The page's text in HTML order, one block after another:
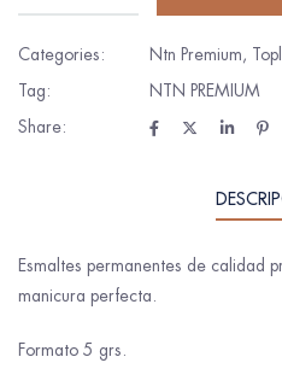
Categories: Ntn Premium,
Tag:
NTN PREMIUM
Share:
Esmaltes permanentes de calidad
manicura perfecta.
Formato 5 grs.